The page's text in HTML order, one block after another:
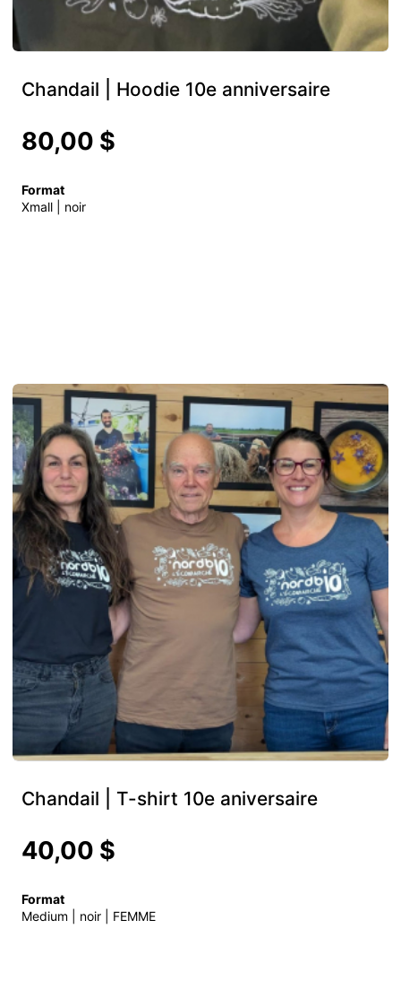
Chandail | Hoodie 10e anniversaire
80,00 $
Format
Xmall | noir
Chandail | T-shirt 10e aniversaire
40,00 $
Format
Medium | noir | FEMME